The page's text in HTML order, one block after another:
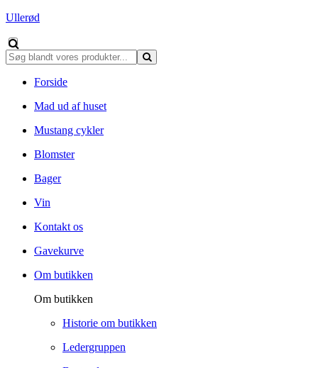
Ullerød
Forside
Mad ud af huset
Mustang cykler
Blomster
Bager
Vin
Kontakt os
Gavekurve
Om butikken
Om butikken
Historie om butikken
Ledergruppen